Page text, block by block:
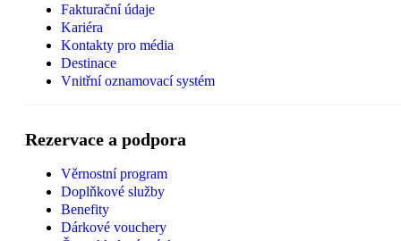
Fakturační údaje
Kariéra
Kontakty pro média
Destinace
Vnitřní oznamovací systém
Rezervace a podpora
Věrnostní program
Doplňkové služby
Benefity
Dárkové vouchery